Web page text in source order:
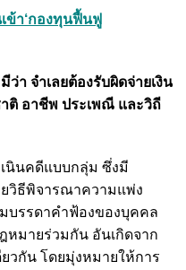
เข้า‘กองทุนฟื้นฟู
า จำเลยต้องรับผิดจ่ายเงิน
ติ อาชีพ ประเพณี และวิถี
นินคดีแบบกลุ่ม ซึ่งมี
วิธีพิจารณาความแพ่ง
มบรรดาคำฟ้องของบุคคล
มายร่วมกัน อันเกิดจาก
วกัน โดยมุ่งหมายให้การ